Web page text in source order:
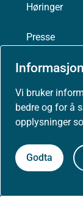
Vi bruker
bedre og for å
opplysninger
Godta
Høringer
Presse
Om